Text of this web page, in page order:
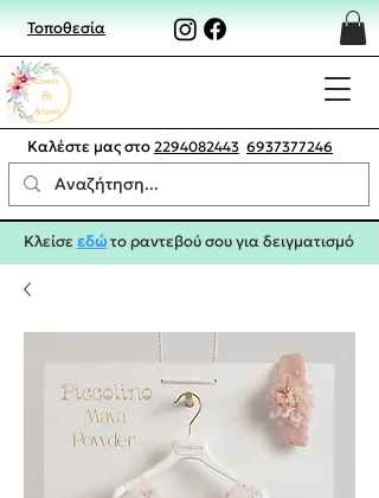
Τοποθεσία
Καλέστε μας στο 2294082443 6937377246
Κλείσεεδώτο ραντεβού σου για δειγματισμό